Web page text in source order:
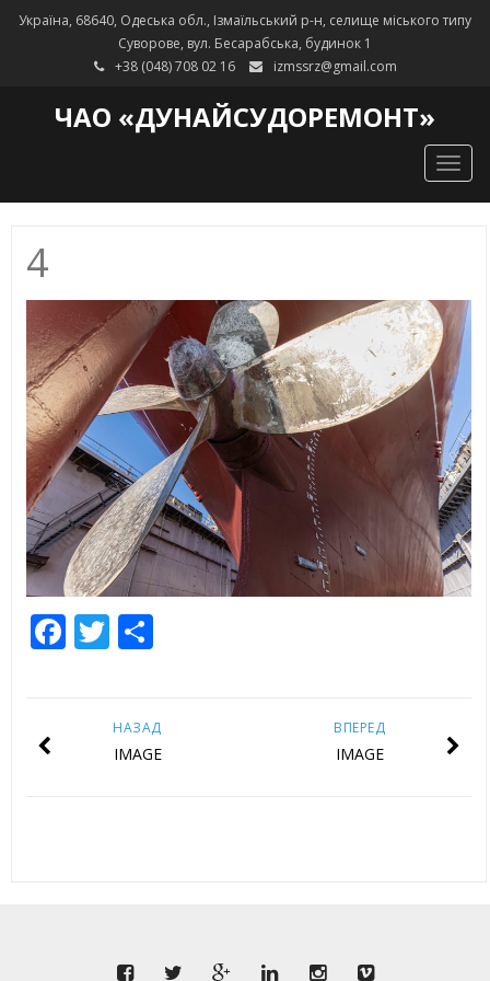
Україна, 68640, Одеська обл., Ізмаїльський р-н, селище міського типу
Суворове, вул. Бесарабська, будинок 1
+38 (048) 708 02 16
izmssrz@gmail.com
ЧАО «ДУНАЙСУДОРЕМОНТ»
4
Facebook
Twitter
Отправить
ВПЕРЕД
IMAGE
НАЗАД
IMAGE